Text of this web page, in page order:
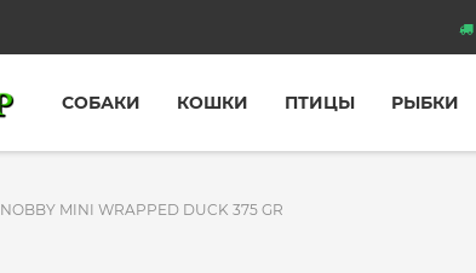
СОБАКИ КОШКИ ПТИЦЫ РЫБКИ
NOBBY MINI WRAPPED DUCK 375 GR